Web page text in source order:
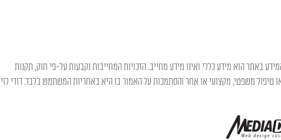
באתר הוא מידע כללי ואינו מידע מחייב. הזכויות המחייבות נקבעות על-פי חוק, תקנות
טיפול משפטי, מקצועי או אחר והסתמכות על האמור בו היא באחריות המשתמש בלבד. דודי לוי